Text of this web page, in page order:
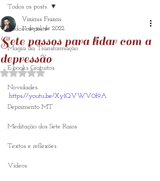
Todos os posts
Magia da Transformação
E-books Gratuitos
Novidades
Depoimento MT
Meditação dos Sete Raios
Textos e reflexões
Vídeos
Todos os posts
Sete passos para lidar com a
depressão
Vinícius Francis
31 de jul. de 2022
Avaliado com NaN de 5 estrelas.
https://youtu.be/Xy1QVWV0f9A